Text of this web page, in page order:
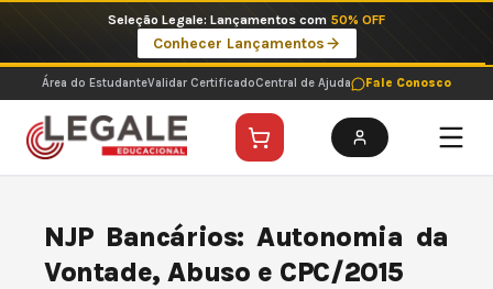
o
conteúdo
Imperdíveis no Pix: Pós Selecionadas a 199 reais no pix em parcela única
Ver ofertas
Área do EstudanteValidar CertificadoCentral de Ajuda Fale Conosco
NJP Bancários: Autonomia da
Vontade, Abuso e CPC/2015